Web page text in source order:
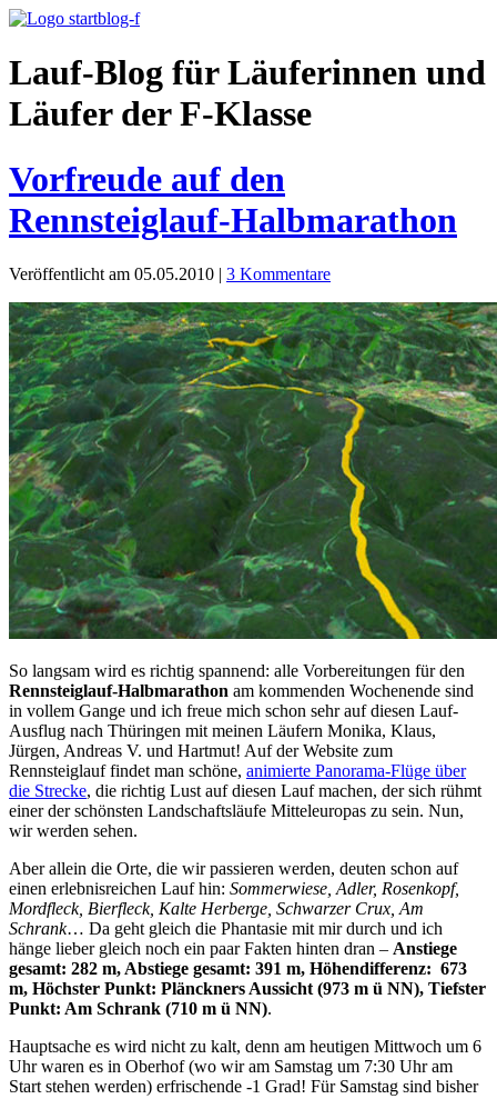
Lauf-Blog für Läuferinnen und
Läufer der F-Klasse
Vorfreude auf den
Rennsteiglauf-Halbmarathon
Veröffentlicht am 05.05.2010 | 3 Kommentare
So langsam wird es richtig spannend: alle Vorbereitungen für den
Rennsteiglauf-Halbmarathon am kommenden Wochenende sind
in vollem Gange und ich freue mich schon sehr auf diesen Lauf-
Ausflug nach Thüringen mit meinen Läufern Monika, Klaus,
Jürgen, Andreas V. und Hartmut! Auf der Website zum
Rennsteiglauf findet man schöne, animierte Panorama-Flüge über
die Strecke, die richtig Lust auf diesen Lauf machen, der sich rühmt
einer der schönsten Landschaftsläufe Mitteleuropas zu sein. Nun,
wir werden sehen.
Aber allein die Orte, die wir passieren werden, deuten schon auf
einen erlebnisreichen Lauf hin: Sommerwiese, Adler, Rosenkopf,
Mordfleck, Bierfleck, Kalte Herberge, Schwarzer Crux, Am
Schrank… Da geht gleich die Phantasie mit mir durch und ich
hänge lieber gleich noch ein paar Fakten hinten dran – Anstiege
gesamt: 282 m, Abstiege gesamt: 391 m, Höhendifferenz: 673
m, Höchster Punkt: Plänckners Aussicht (973 m ü NN), Tiefster
Punkt: Am Schrank (710 m ü NN).
Hauptsache es wird nicht zu kalt, denn am heutigen Mittwoch um 6
Uhr waren es in Oberhof (wo wir am Samstag um 7:30 Uhr am
Start stehen werden) erfrischende -1 Grad! Für Samstag sind bisher